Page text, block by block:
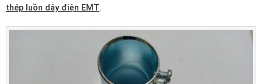
thép luồn dây điện EMT.